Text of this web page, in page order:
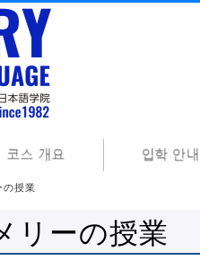
の授業
リーの授業